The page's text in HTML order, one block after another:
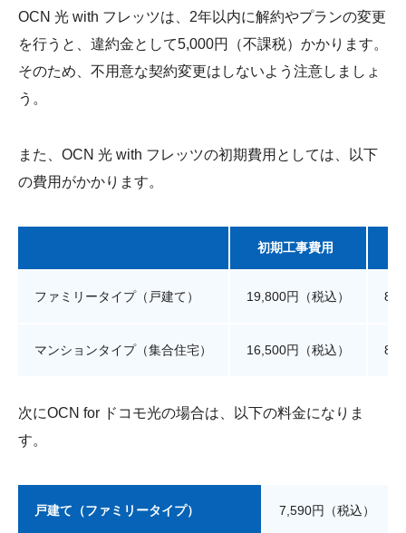
OCN 光 with フレッツは、2年以内に解約やプランの変更
を行うと、違約金として5,000円（不課税）かかります。
そのため、不用意な契約変更はしないよう注意しましょ
う。
また、OCN 光 with フレッツの初期費用としては、以下
の費用がかかります。
初期工事費用
ファミリータイプ（戸建て） 19,800円（税込）
マンションタイプ（集合住宅） 16,500円（税込）
次にOCN for ドコモ光の場合は、以下の料金になりま
す。
戸建て（ファミリータイプ） 7,590円（税込）